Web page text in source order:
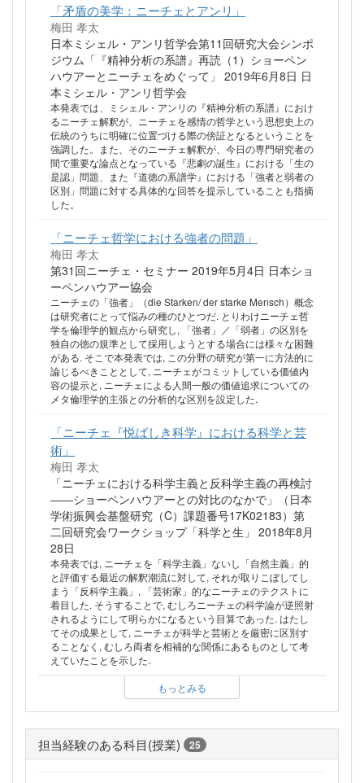
「矛盾の美学：ニーチェとアンリ」
梅田 孝太
日本ミシェル・アンリ哲学会第11回研究大会シンポ
ジウム「『精神分析の系譜』再読（1）ショーペン
ハウアーとニーチェをめぐって」 2019年6月8日 日
本ミシェル・アンリ哲学会
本発表では、ミシェル・アンリの『精神分析の系譜』におけ
るニーチェ解釈が、ニーチェを感情の哲学という思想史上の
伝統のうちに明確に位置づける際の傍証となるということを
強調した。また、そのニーチェ解釈が、今日の専門研究者の
間で重要な論点となっている『悲劇の誕生』における「生の
是認」問題、また『道徳の系譜学』における「強者と弱者の
区別」問題に対する具体的な回答を提示していることも指摘
した。
「ニーチェ哲学における強者の問題」
梅田 孝太
第31回ニーチェ・セミナー 2019年5月4日 日本ショ
ーペンハウアー協会
ニーチェの「強者」（die Starken/ der starke Mensch）概念
は研究者にとって悩みの種のひとつだ. とりわけニーチェ哲
学を倫理学的観点から研究し, 「強者」／「弱者」の区別を
独自の徳の規準として採用しようとする場合には様々な困難
がある. そこで本発表では, この分野の研究が第一に方法的に
論じるべきこととして, ニーチェがコミットしている価値内
容の提示と, ニーチェによる人間一般の価値追求についての
メタ倫理学的主張との分析的な区別を設定した.
「ニーチェ『悦ばしき科学』における科学と芸
術」
梅田 孝太
「ニーチェにおける科学主義と反科学主義の再検討
――ショーペンハウアーとの対比のなかで」（日本
学術振興会基盤研究（C）課題番号17K02183）第
二回研究会ワークショップ「科学と生」 2018年8月
28日
本発表では, ニーチェを「科学主義」ないし「自然主義」的
と評価する最近の解釈潮流に対して, それが取りこぼしてし
まう「反科学主義」, 「芸術家」的なニーチェのテクストに
着目した. そうすることで, むしろニーチェの科学論が逆照射
されるようにして明らかになるという目算であった. はたし
てその成果として, ニーチェが科学と芸術とを厳密に区別す
ることなく, むしろ両者を相補的な関係にあるものとして考
えていたことを示した.
もっとみる
担当経験のある科目(授業) 25